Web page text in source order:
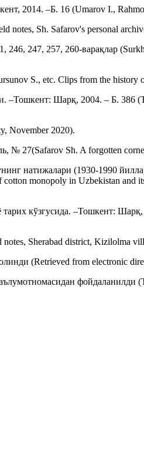
2014. –Б. 16 (Umarov I.,
Sh. Safarov's personal
247, 257, 260-варақлар
S., etc. Clips from the history
Шарқ, 2004. – Б. 386
November 2020).
27(Safarov Sh. A forgotten
натижалари (1930-1990
monopoly in Uzbekistan
кўзгусида. –Тошкент:
Sherabad district, Kizilolma
(Retrieved from electronic
фойдаланилди